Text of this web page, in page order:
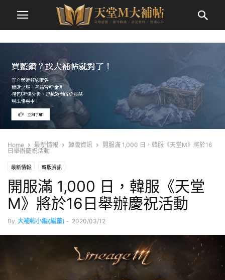
Home 最新情報 韓版資訊
開服滿 1,000 日，韓服《天堂M》將於16
日舉辦慶祝活動
最新情報 韓版資訊
開服滿 1,000 日，韓服《天堂
M》將於16日舉辦慶祝活動
By 大補帖小編(編董) - 2020/03/12